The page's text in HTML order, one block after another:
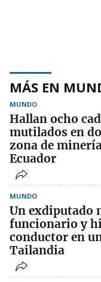
MÁS EN
MUNDO
Hallan ocho
mutilados en
zona de
Ecuador
MUNDO
Un exdiputado
funcionario y
conductor en
Tailandia